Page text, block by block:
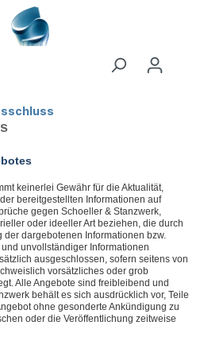
keinerlei Gewähr für die Aktualität,
bereitgestellten Informationen auf
gegen Schoeller & Stanzwerk,
oder ideeller Art beziehen, die durch
dargebotenen Informationen bzw.
unvollständiger Informationen
ausgeschlossen, sofern seitens von
vorsätzliches oder grob
Alle Angebote sind freibleibend und
behält es sich ausdrücklich vor, Teile
ohne gesonderte Ankündigung zu
oder die Veröffentlichung zeitweise